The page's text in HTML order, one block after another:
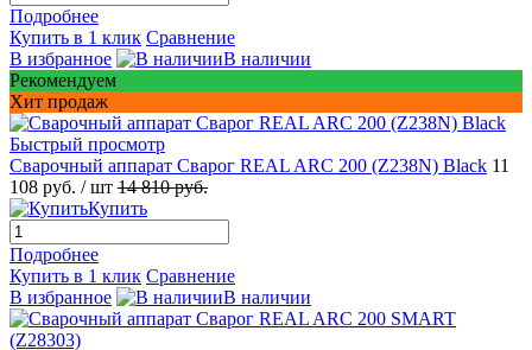
Подробнее
Купить в 1 клик Сравнение
В избранное
В наличии
Рекомендуем
Хит продаж
Быстрый просмотр
Сварочный аппарат Сварог REAL ARC 200 (Z238N) Black 11
108 руб. / шт 14 810 руб.
Купить
Подробнее
Купить в 1 клик Сравнение
В избранное
В наличии